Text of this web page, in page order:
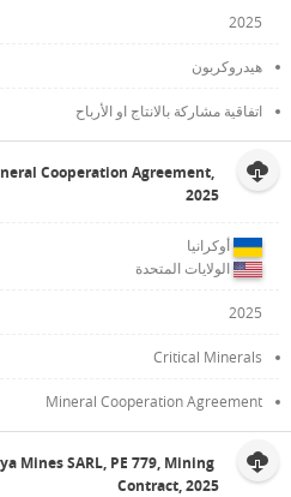
2025
هيدروكربون
اتفاقية مشاركة بالانتاج او الأرباح
Cooperation Agreement,
2025
أوكرانيا
الولايات المتحدة
2025
Critical Minerals
Mineral Cooperation Agreement
Mines SARL, PE 779, Mining
Contract, 2025